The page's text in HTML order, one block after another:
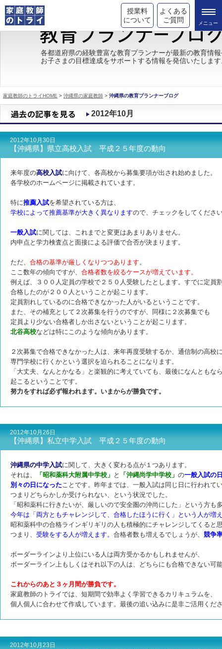
授業料
について
よくある
ご質問
トライの教育理念
成績が上がる理由
都道府県別情報
合格体験談
キャンペーン情報
各都道府県の経験豊富な教育プランナーが最新の教育情
お子さまの目標達成をサポートする情報を発信いたしま
家庭教師のトライHOME > 沖縄県の家庭教師 > 沖縄県の教育プランナーブログ
2012年10月
2012年10月30日
【沖縄県】県立高校入試 平成２５年度の動向
来年度の高校入試に向けて、各高校から募集要項が出され始めました。
各学校のホームページに掲載されています。
特に推薦入試を希望されている方は、
学校によって推薦基準が大きく異なりますので、チェックをしてくださ
一般入試に関しては、これまでと変更はあまりありません。
内申点と学力検査点と面接による評価で合否が決まります。
ただ、 合格の基準が厳しくなりつつあります。
ここ数年の傾向ですが、 合格者数を絞るケースが増えています。
例えば、３００人定員の学校で２５０人受験したとします。すでに定員
合格したのが２００人ということが起こります。
定員割れしているのに合格できなかった人がいるということです。
また、その補充として２次募集を行うのですが、同様に２次募集でも
定員より少ない合格者しか出さないということが起こります。
北谷高校などは特にこのような傾向があります。
２次募集で合格できなかった人は、来年再度受験するか、通信制の高校
専門学校に行くかという選択を迫られることになります。
「大丈夫、なんとかなる」と楽観的に考えていても、最後になんともな
起こるということです。
努力をすれば必ず報われます。 いまからが勝負です。
2012年10月26日
【沖縄県】私立中学入試 平成２５年度の動向
沖縄県の中学入試に関して、大きく変わる点が１つあります。
それは、
「昭和薬科大附属中学校」 と 「沖縄尚学中学校」 の一般入試の
別々の日になったことです。 昨年までは、一般入試は同じ日に行われて
つまりどちらかしか受けられない、という状況でした。
「昭和薬科に行きたいが、厳しいので安全圏の沖尚にした」という方も
今年は「両方ともチャレンジして、合格したほうに行く」という人が増
昭和薬科中の合格ラインギリギリの人も積極的にチャレンジしてくると
つまり、 受験をする人が増えます。 合格者数も増えるでしょうが、 競争
ボーダーラインより上位にいる人は両方受かるかもしれませんが、
ボーダーライン上もしくはそれ以下の人は、どちらにも合格できない可
これからのあと３ヶ月間が勝負です。
家庭教師のトライでは、短期間で効率よく学習できるカリキュラムを、
個人個人に合わせて作成しています。 最後の追い込みに是非ご活用くだ
2012年10月23日